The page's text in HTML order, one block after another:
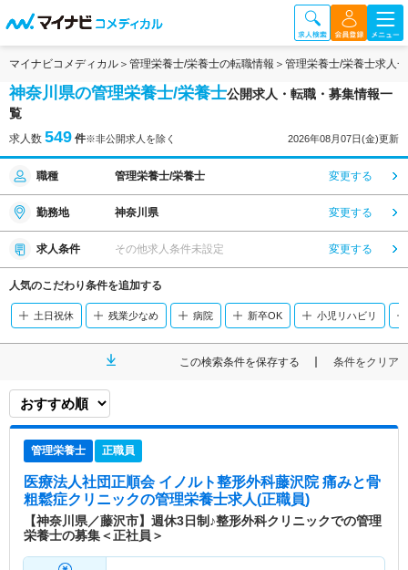
マイナビコメディカル 管理栄養士/栄養士の転職情報 管理栄養士/栄養士求人
神奈川県の管理栄養士/栄養士公開求人・転職・募集情報一
覧
求人数 549 件※非公開求人を除く 2026年08月07日(金)更新
職種 管理栄養士/栄養士 変更する
勤務地 神奈川県 変更する
求人条件 その他求人条件未設定 変更する
人気のこだわり条件を追加する
土日祝休 残業少なめ 病院 新卒OK 小児リハビリ
この検索条件を保存する 条件をクリア
管理栄養士 正職員
医療法人社団正順会 イノルト整形外科藤沢院 痛みと骨
粗鬆症クリニックの管理栄養士求人(正職員)
【神奈川県／藤沢市】週休3日制♪整形外科クリニックでの管理
栄養士の募集＜正社員＞